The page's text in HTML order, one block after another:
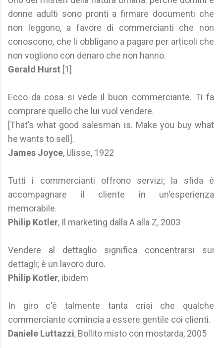
donne adulti sono pronti a firmare documenti che
non leggono, a favore di commercianti che non
conoscono, che li obbligano a pagare per articoli che
non vogliono con denaro che non hanno.
Gerald Hurst [1]
Ecco da cosa si vede il buon commerciante. Ti fa
comprare quello che lui vuol vendere.
[That’s what good salesman is. Make you buy what
he wants to sell].
James Joyce, Ulisse, 1922
Tutti i commercianti offrono servizi; la sfida è
accompagnare il cliente in un'esperienza
memorabile.
Philip Kotler, Il marketing dalla A alla Z, 2003
Vendere al dettaglio significa concentrarsi sui
dettagli; è un lavoro duro.
Philip Kotler, ibidem
In giro c'è talmente tanta crisi che qualche
commerciante comincia a essere gentile coi clienti.
Daniele Luttazzi, Bollito misto con mostarda, 2005